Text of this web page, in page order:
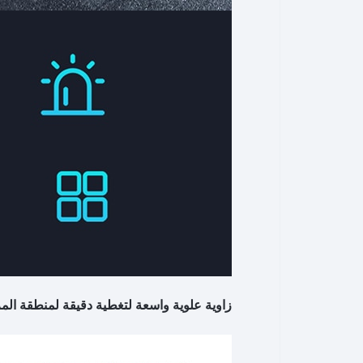
زاوية علوية واسعة لتغطية دقيقة لمنطقة